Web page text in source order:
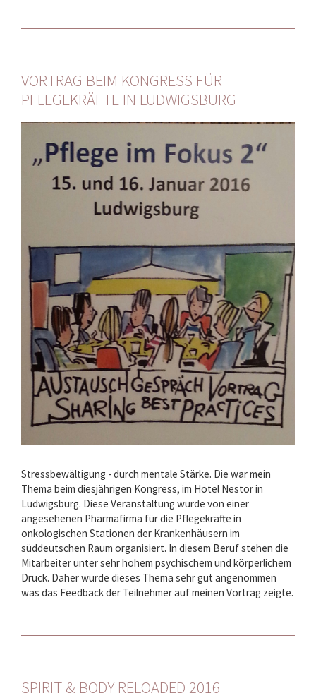
VORTRAG BEIM KONGRESS FÜR
PFLEGEKRÄFTE IN LUDWIGSBURG
Stressbewältigung - durch mentale Stärke. Die war mein
Thema beim diesjährigen Kongress, im Hotel Nestor in
Ludwigsburg. Diese Veranstaltung wurde von einer
angesehenen Pharmafirma für die Pflegekräfte in
onkologischen Stationen der Krankenhäusern im
süddeutschen Raum organisiert. In diesem Beruf stehen die
Mitarbeiter unter sehr hohem psychischem und körperlichem
Druck. Daher wurde dieses Thema sehr gut angenommen
was das Feedback der Teilnehmer auf meinen Vortrag zeigte.
SPIRIT & BODY RELOADED 2016